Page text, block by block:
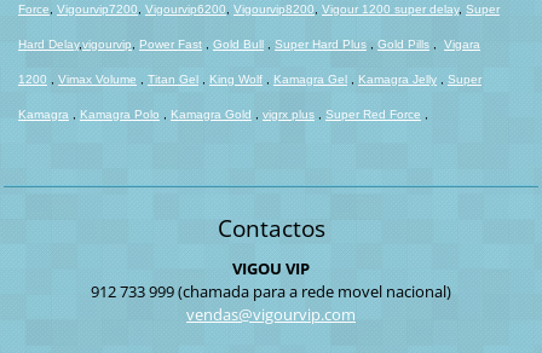
Force Vigourvip7200 Vigourvip6200 Vigourvip8200 Vigour 1200 super delay, Super
Hard Delay,vigourvip Power Fast, Gold Bull, Super Hard Plus, Gold Pills, Vigara
1200 Vimax Volume Titan Gel, King Wolf, Kamagra Gel, Kamagra Jelly, Super
Kamagra Kamagra Polo Kamagra Gold vigrx plus, Super Red Force
Contactos
VIGOU VIP
912 733 999 (chamada para a rede movel nacional)
vendas@vigourvip.com